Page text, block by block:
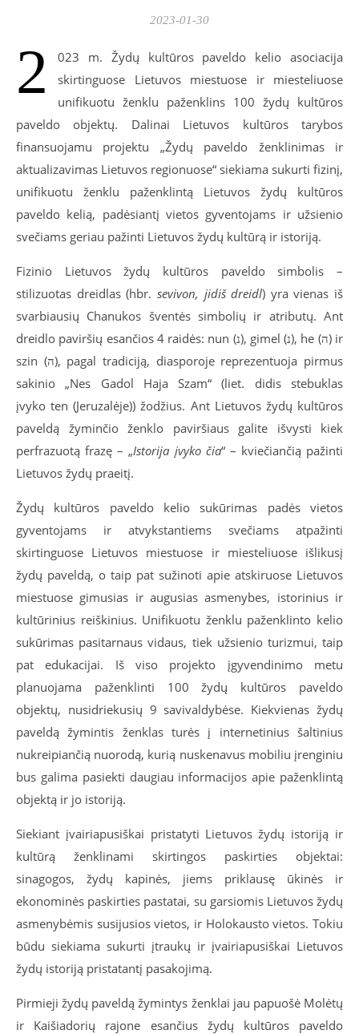
2023-01-30
2
023 m. Žydų kultūros paveldo kelio asociacija
skirtinguose Lietuvos miestuose ir miesteliuose
unifikuotu ženklu paženklins 100 žydų kultūros
paveldo objektų. Dalinai Lietuvos kultūros tarybos
finansuojamu projektu „Žydų paveldo ženklinimas ir
aktualizavimas Lietuvos regionuose“ siekiama sukurti fizinį,
unifikuotu ženklu paženklintą Lietuvos žydų kultūros
paveldo kelią, padėsiantį vietos gyventojams ir užsienio
svečiams geriau pažinti Lietuvos žydų kultūrą ir istoriją.
Fizinio Lietuvos žydų kultūros paveldo simbolis –
stilizuotas dreidlas (hbr. sevivon, jidiš dreidl) yra vienas iš
svarbiausių Chanukos šventės simbolių ir atributų. Ant
dreidlo paviršių esančios 4 raidės: nun (נ), gimel (נ), he (ה) ir
szin (ה), pagal tradiciją, diasporoje reprezentuoja pirmus
sakinio „Nes Gadol Haja Szam“ (liet. didis stebuklas
įvyko ten (Jeruzalėje)) žodžius. Ant Lietuvos žydų kultūros
paveldą žyminčio ženklo paviršiaus galite išvysti kiek
perfrazuotą frazę – „Istorija įvyko čia“ – kviečiančią pažinti
Lietuvos žydų praeitį.
Žydų kultūros paveldo kelio sukūrimas padės vietos
gyventojams ir atvykstantiems svečiams atpažinti
skirtinguose Lietuvos miestuose ir miesteliuose išlikusį
žydų paveldą, o taip pat sužinoti apie atskiruose Lietuvos
miestuose gimusias ir augusias asmenybes, istorinius ir
kultūrinius reiškinius. Unifikuotu ženklu paženklinto kelio
sukūrimas pasitarnaus vidaus, tiek užsienio turizmui, taip
pat edukacijai. Iš viso projekto įgyvendinimo metu
planuojama paženklinti 100 žydų kultūros paveldo
objektų, nusidriekusių 9 savivaldybėse. Kiekvienas žydų
paveldą žymintis ženklas turės į internetinius šaltinius
nukreipiančią nuorodą, kurią nuskenavus mobiliu įrenginiu
bus galima pasiekti daugiau informacijos apie paženklintą
objektą ir jo istoriją.
Siekiant įvairiapusiškai pristatyti Lietuvos žydų istoriją ir
kultūrą ženklinami skirtingos paskirties objektai:
sinagogos, žydų kapinės, jiems priklausę ūkinės ir
ekonominės paskirties pastatai, su garsiomis Lietuvos žydų
asmenybėmis susijusios vietos, ir Holokausto vietos. Tokiu
būdu siekiama sukurti įtraukų ir įvairiapusiškai Lietuvos
žydų istoriją pristatantį pasakojimą.
Pirmieji žydų paveldą žymintys ženklai jau papuošė Molėtų
ir Kaišiadorių rajone esančius žydų kultūros paveldo